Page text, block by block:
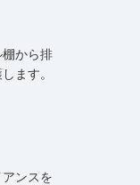
から排
ます。
ンスを